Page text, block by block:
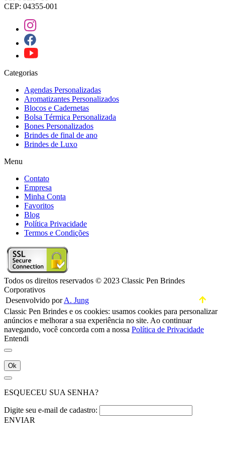
CEP: 04355-001
Categorias
Agendas Personalizadas
Aromatizantes Personalizados
Blocos e Cadernetas
Bolsa Térmica Personalizada
Bones Personalizados
Brindes de final de ano
Brindes de Luxo
Menu
Contato
Empresa
Minha Conta
Favoritos
Blog
Política Privacidade
Termos e Condições
Todos os direitos reservados © 2023 Classic Pen Brindes
Corporativos
Desenvolvido porA. Jung
Classic Pen Brindes e os cookies: usamos cookies para personalizar
anúncios e melhorar a sua experiência no site. Ao continuar
navegando, você concorda com a nossa Política de Privacidade
Entendi
Ok
ESQUECEU SUA SENHA?
Digite seu e-mail de cadastro:
ENVIAR